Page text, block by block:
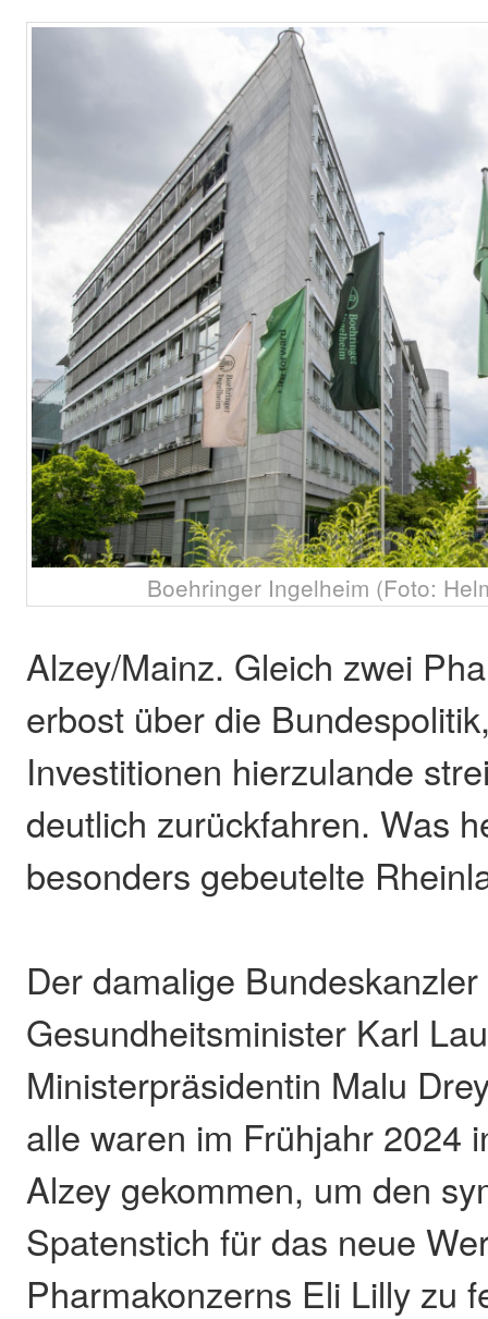
Boehringer Ingelheim (Foto:
Alzey/Mainz. Gleich zwei
erbost über die
Investitionen hierzulande
deutlich zurückfahren. Was
besonders gebeutelte
Der damalige
Gesundheitsminister Karl
Ministerpräsidentin Malu
alle waren im Frühjahr 2024
Alzey gekommen, um den
Spatenstich für das neue
Pharmakonzerns Eli Lilly zu